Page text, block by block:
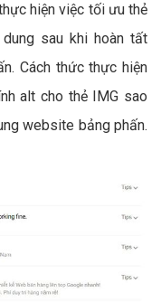
hiện việc tối ưu thẻ
sau khi hoàn tất
Cách thức thực hiện
alt cho thẻ IMG sao
website bảng phấn.